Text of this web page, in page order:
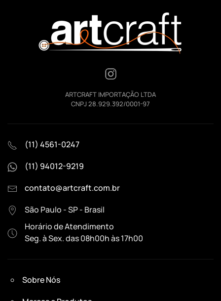
ARTCRAFT IMPORTAÇÃO LTDA
CNPJ 28.929.392/0001-97
(11) 4561-0247
(11) 94012-9219
contato@artcraft.com.br
São Paulo - SP - Brasil
Horário de Atendimento
Seg. à Sex. das 08h00h às 17h00
Sobre Nós